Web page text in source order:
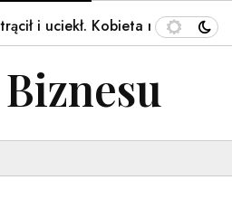
Kobieta nie żyje. Tragedia